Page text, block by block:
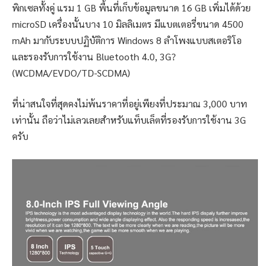
พิกเซลทั้งคู่ แรม 1 GB พื้นที่เก็บข้อมูลขนาด 16 GB เพิ่มได้ด้วย
microSD เครื่องนั้นบาง 10 มิลลิเมตร มีแบตเตอรี่ขนาด 4500
mAh มากับระบบปฏิบัติการ Windows 8 ลำโพงแบบสเตอริโอ
และรองรับการใช้งาน Bluetooth 4.0, 3G?
(WCDMA/EVDO/TD-SCDMA)
ที่น่าสนใจที่สุดคงไม่พ้นราคาที่อยู่เพียงที่ประมาณ 3,000 บาท
เท่านั้น ถือว่าไม่เลวเลยสำหรับแท็บเล็ตที่รองรับการใช้งาน 3G
ครับ